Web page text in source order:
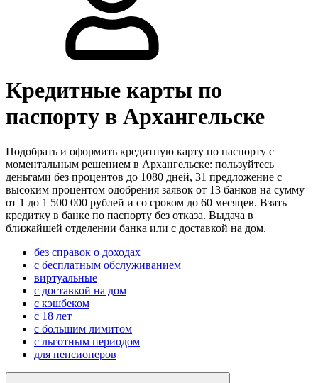
Кредитные карты по
паспорту в Архангельске
Подобрать и оформить кредитную карту по паспорту с
моментальным решением в Архангельске: пользуйтесь
деньгами без процентов до 1080 дней, 31 предложение с
высоким процентом одобрения заявок от 13 банков на сумму
от 1 до 1 500 000 рублей и со сроком до 60 месяцев. Взять
кредитку в банке по паспорту без отказа. Выдача в
ближайшей отделении банка или с доставкой на дом.
без справок о доходах
с бесплатным обслуживанием
виртуальные
с доставкой на дом
с кэшбеком
с 18 лет
с большим лимитом
с льготным периодом
для пенсионеров